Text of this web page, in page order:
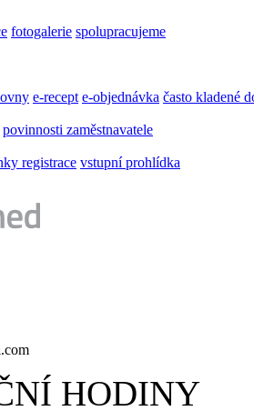
fotogalerie spolupracujeme
e-recept e-objednávka často kladené
povinnosti zaměstnavatele
registrace vstupní prohlídka
HODINY